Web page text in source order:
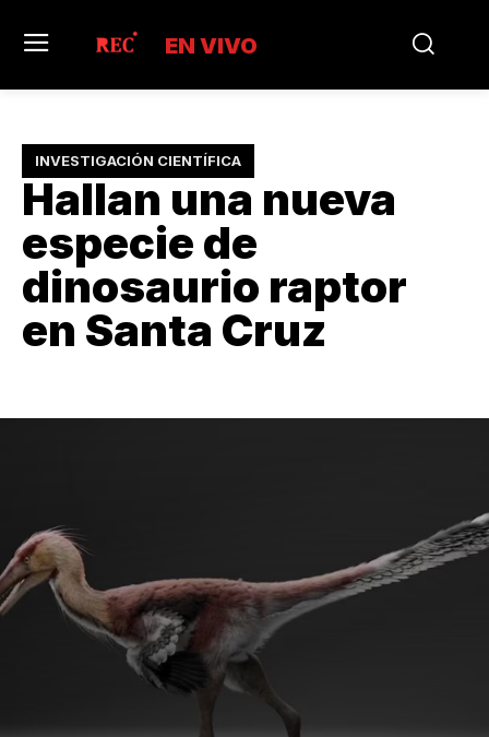
EN VIVO
INVESTIGACIÓN CIENTÍFICA
Hallan una nueva
especie de
dinosaurio raptor
en Santa Cruz